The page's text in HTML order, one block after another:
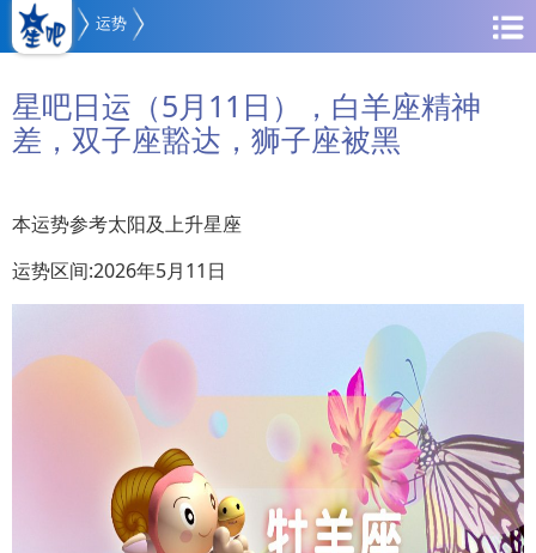
运势
星吧日运（5月11日），白羊座精神
差，双子座豁达，狮子座被黑
本运势参考太阳及上升星座
运势区间:2026年5月11日